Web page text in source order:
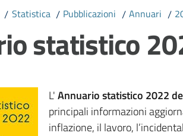
/ Statistica / Pubblicazioni / Annuari /
statistico
L'Annuario statistico 2022
principali informazioni
inflazione, il lavoro,